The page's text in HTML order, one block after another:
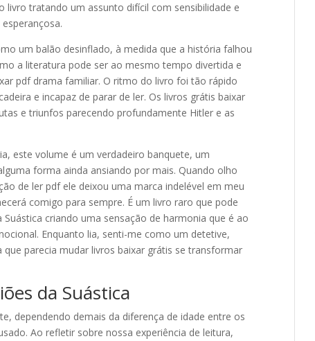
tratando um assunto difícil com sensibilidade e
um balão desinflado, à medida que a história falhou
a literatura pode ser ao mesmo tempo divertida e
pdf drama familiar. O ritmo do livro foi tão rápido
e incapaz de parar de ler. Os livros grátis baixar
e triunfos parecendo profundamente Hitler e as
este volume é um verdadeiro banquete, um
forma ainda ansiando por mais. Quando olho
de ler pdf ele deixou uma marca indelével em meu
comigo para sempre. É um livro raro que pode
criando uma sensação de harmonia que é ao
Enquanto lia, senti-me como um detetive,
parecia mudar livros baixar grátis se transformar
da Suástica
dependendo demais da diferença de idade entre os
Ao refletir sobre nossa experiência de leitura,